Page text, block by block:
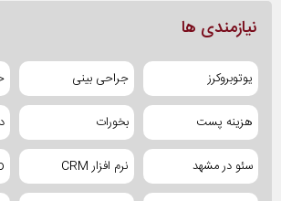
نیازمندی ها
یوتوبروکرز جراحی بینی
هزینه پست بخورات
سئو در مشهد نرم افزار CRM